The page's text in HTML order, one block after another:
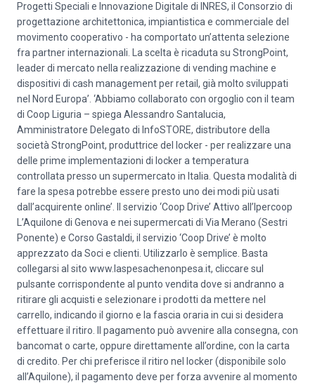
Progetti Speciali e Innovazione Digitale di INRES, il Consorzio di
progettazione architettonica, impiantistica e commerciale del
movimento cooperativo - ha comportato un’attenta selezione
fra partner internazionali. La scelta è ricaduta su StrongPoint,
leader di mercato nella realizzazione di vending machine e
dispositivi di cash management per retail, già molto sviluppati
nel Nord Europa’. ‘Abbiamo collaborato con orgoglio con il team
di Coop Liguria – spiega Alessandro Santalucia,
Amministratore Delegato di InfoSTORE, distributore della
società StrongPoint, produttrice del locker - per realizzare una
delle prime implementazioni di locker a temperatura
controllata presso un supermercato in Italia. Questa modalità di
fare la spesa potrebbe essere presto uno dei modi più usati
dall’acquirente online’. Il servizio ‘Coop Drive’ Attivo all’Ipercoop
L’Aquilone di Genova e nei supermercati di Via Merano (Sestri
Ponente) e Corso Gastaldi, il servizio ‘Coop Drive’ è molto
apprezzato da Soci e clienti. Utilizzarlo è semplice. Basta
collegarsi al sito www.laspesachenonpesa.it, cliccare sul
pulsante corrispondente al punto vendita dove si andranno a
ritirare gli acquisti e selezionare i prodotti da mettere nel
carrello, indicando il giorno e la fascia oraria in cui si desidera
effettuare il ritiro. Il pagamento può avvenire alla consegna, con
bancomat o carte, oppure direttamente all’ordine, con la carta
di credito. Per chi preferisce il ritiro nel locker (disponibile solo
all’Aquilone), il pagamento deve per forza avvenire al momento